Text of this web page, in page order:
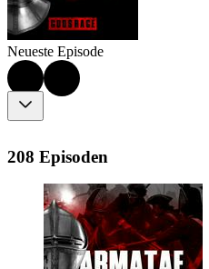
Neueste Episode
208 Episoden